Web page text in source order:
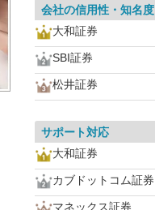
会社の信用性・知名度
大和証券
SBI証券
松井証券
サポート対応
大和証券
カブドットコム証券
マネックス証券